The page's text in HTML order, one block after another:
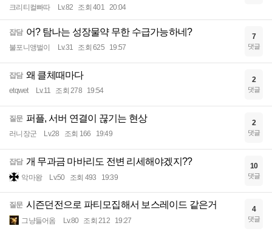
크리티컬빠따 Lv.82 조회 401 20:04
잡담 어? 탐나는 성장물약 무한 수급가능하네?
불포니앵벌이 Lv.31 조회 625 19:57
7
댓글
잡담 왜 클체때마다
etqwet Lv.11 조회 278 19:54
2
댓글
질문 퍼플, 서버 연결이 끊기는 현상
러니장군 Lv.28 조회 166 19:49
2
댓글
잡담 개 무과금 마바리도 전변 리세해야겠지??
악마왕 Lv.50 조회 493 19:39
10
댓글
질문 시즌던전으로 파티모집해서 보스레이드 같은거
그냥들어옴 Lv.80 조회 212 19:27
4
댓글